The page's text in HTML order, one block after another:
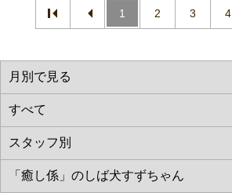
1 2 3 4